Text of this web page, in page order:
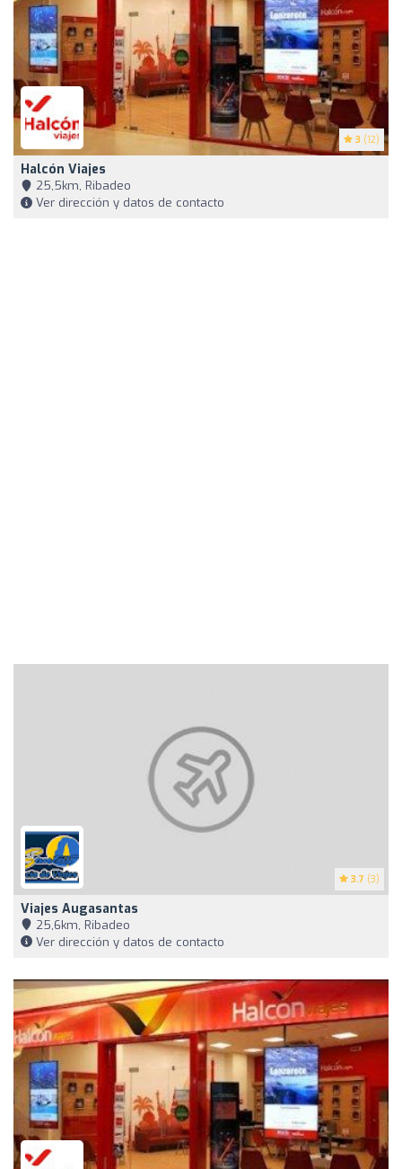
3 (12)
Halcón Viajes
25,5km, Ribadeo
Ver dirección y datos de contacto
3.7 (3)
Viajes Augasantas
25,6km, Ribadeo
Ver dirección y datos de contacto